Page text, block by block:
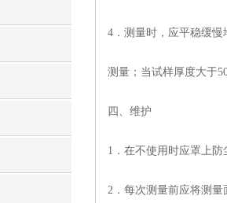
4 ．测量时，应平稳缓
测量；当试样厚度大于
四、维护
1 ．在不使用时应罩上防
2 ．每次测量前应将测